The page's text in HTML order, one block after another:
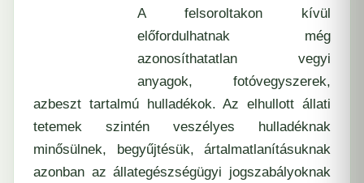
A felsoroltakon kívül
előfordulhatnak még
azonosíthatatlan vegyi
anyagok, fotóvegyszerek,
azbeszt tartalmú hulladékok. Az elhullott állati
tetemek szintén veszélyes hulladéknak
minősülnek, begyűjtésük, ártalmatlanításuknak
azonban az állategészségügyi jogszabályoknak